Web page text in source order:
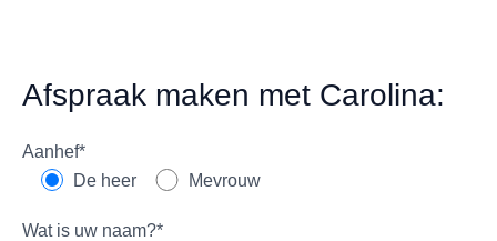
Afspraak maken met Carolina:
Aanhef*
De heer
Mevrouw
Wat is uw naam?*